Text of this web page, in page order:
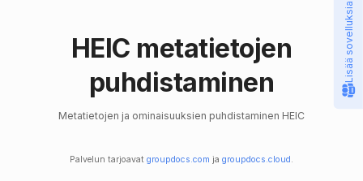
HEIC metatietojen
puhdistaminen
Metatietojen ja ominaisuuksien puhdistaminen HEIC
Palvelun tarjoavat groupdocs.com ja groupdocs.cloud .
Lisää sovelluksia